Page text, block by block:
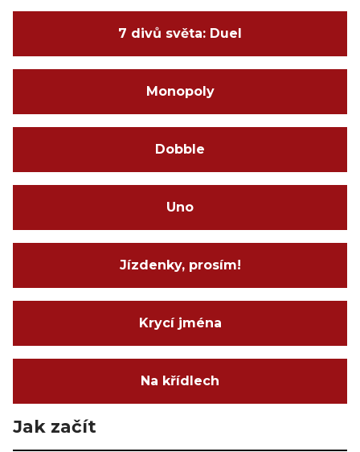
7 divů světa: Duel
Monopoly
Dobble
Uno
Jízdenky, prosím!
Krycí jména
Na křídlech
Jak začít